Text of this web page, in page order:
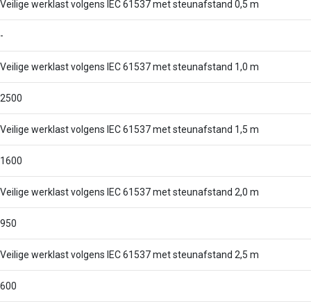
Veilige werklast volgens IEC 61537 met steunafstand 0,5 m
-
Veilige werklast volgens IEC 61537 met steunafstand 1,0 m
2500
Veilige werklast volgens IEC 61537 met steunafstand 1,5 m
1600
Veilige werklast volgens IEC 61537 met steunafstand 2,0 m
950
Veilige werklast volgens IEC 61537 met steunafstand 2,5 m
600